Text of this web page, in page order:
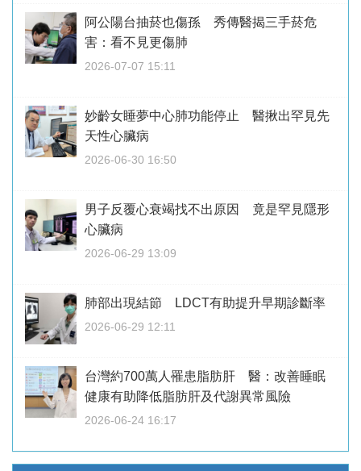
阿公陽台抽菸也傷孫 秀傳醫揭三手菸危
害：看不見更傷肺
2026-07-07 15:11
妙齡女睡夢中心肺功能停止 醫揪出罕見先
天性心臟病
2026-06-30 16:50
男子反覆心衰竭找不出原因 竟是罕見隱形
心臟病
2026-06-29 13:09
肺部出現結節 LDCT有助提升早期診斷率
2026-06-29 12:11
台灣約700萬人罹患脂肪肝 醫：改善睡眠
健康有助降低脂肪肝及代謝異常風險
2026-06-24 16:17